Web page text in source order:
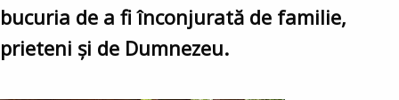
bucuria de a fi înconjurată de familie,
prieteni și de Dumnezeu.